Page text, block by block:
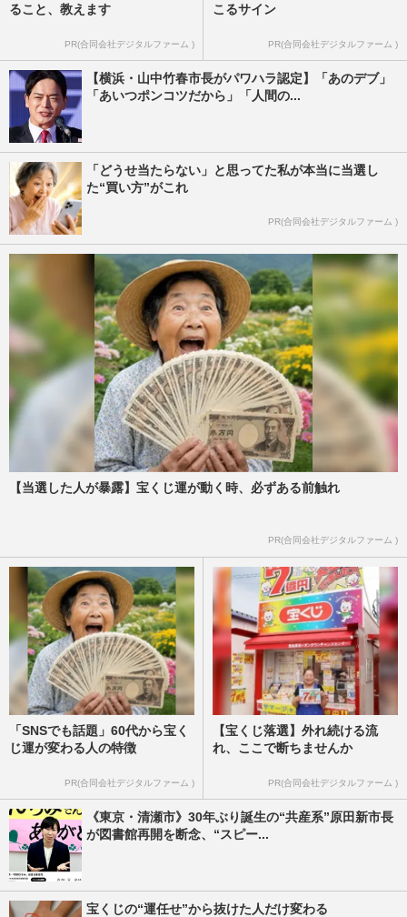
ること、教えます
PR(合同会社デジタルファーム )
こるサイン
PR(合同会社デジタルファーム )
【横浜・山中竹春市長がパワハラ認定】「あのデブ」
「あいつポンコツだから」「人間の...
「どうせ当たらない」と思ってた私が本当に当選し
た“買い方”がこれ
PR(合同会社デジタルファーム )
【当選した人が暴露】宝くじ運が動く時、必ずある前触れ
PR(合同会社デジタルファーム )
「SNSでも話題」60代から宝く
じ運が変わる人の特徴
PR(合同会社デジタルファーム )
【宝くじ落選】外れ続ける流
れ、ここで断ちませんか
PR(合同会社デジタルファーム )
《東京・清瀬市》30年ぶり誕生の“共産系”原田新市長
が図書館再開を断念、“スピー...
宝くじの“運任せ”から抜けた人だけ変わる